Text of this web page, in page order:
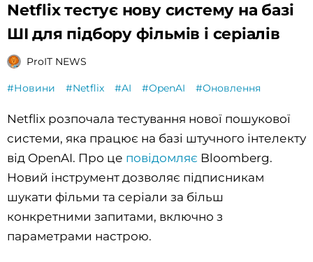
Netflix тестує нову систему на базі
ШІ для підбору фільмів і серіалів
ProIT NEWS
#Новини #Netflix #AI #OpenAI #Оновлення
Netflix розпочала тестування нової пошукової
системи, яка працює на базі штучного інтелекту
від OpenAI. Про це повідомляє Bloomberg.
Новий інструмент дозволяє підписникам
шукати фільми та серіали за більш
конкретними запитами, включно з
параметрами настрою.